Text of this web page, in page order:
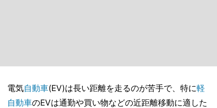
電気自動車(EV)は長い距離を走るのが苦手で、特に軽
自動車のEVは通勤や買い物などの近距離移動に適した